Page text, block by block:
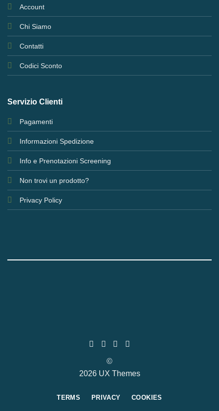
Account
Chi Siamo
Contatti
Codici Sconto
Servizio Clienti
Pagamenti
Informazioni Spedizione
Info e Prenotazioni Screening
Non trovi un prodotto?
Privacy Policy
©
2026 UX Themes
TERMS PRIVACY COOKIES